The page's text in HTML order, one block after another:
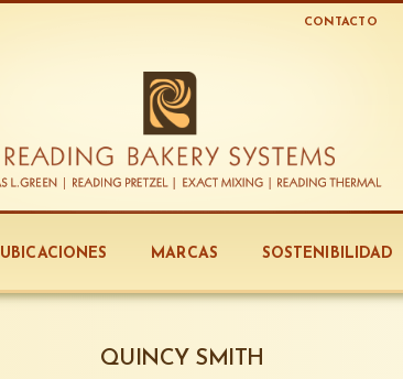
CONTACTO
UBICACIONES MARCAS SOSTENIBILIDAD
QUINCY SMITH